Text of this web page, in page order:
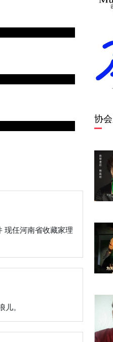
现任河南省收藏家理
。
协